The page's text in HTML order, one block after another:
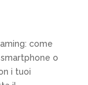
come
o
i tuoi